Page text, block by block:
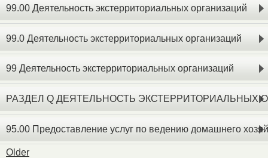
99.00 Деятельность экстерриториальных организаций
99.0 Деятельность экстерриториальных организаций
99 Деятельность экстерриториальных организаций
РАЗДЕЛ Q ДЕЯТЕЛЬНОСТЬ ЭКСТЕРРИТОРИАЛЬНЫХ
95.00 Предоставление услуг по ведению домашнего
Older